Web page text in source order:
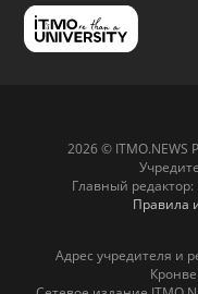
2026 © ITMO.NEWS
Главный
Правила
Адрес учредителя и